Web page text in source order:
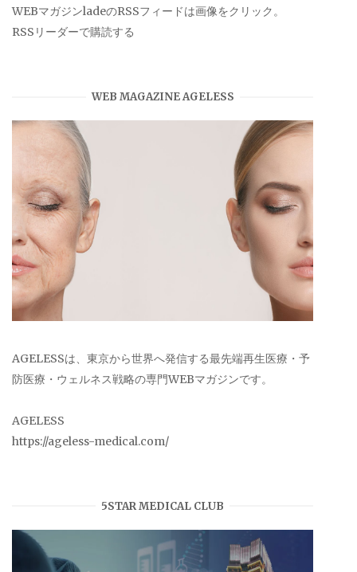
WEBマガジンladeのRSSフィードは画像をクリック。
RSSリーダーで購読する
WEB MAGAZINE AGELESS
AGELESSは、東京から世界へ発信する最先端再生医療・予
防医療・ウェルネス戦略の専門WEBマガジンです。
AGELESS
https://ageless-medical.com/
5STAR MEDICAL CLUB